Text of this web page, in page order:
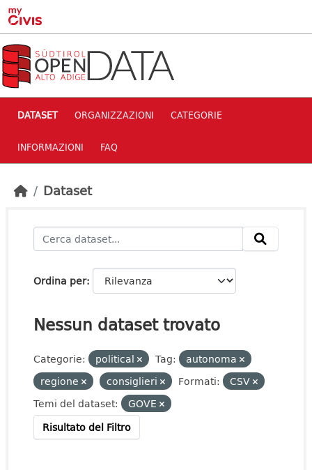
Skip to main content
DATASET ORGANIZZAZIONI CATEGORIE
INFORMAZIONI FAQ
Dataset
Ordina per
Nessun dataset trovato
Categorie: political Tag:
autonoma
regione
consiglieri Formati:
CSV
Temi del dataset:
GOVE
Risultato del Filtro